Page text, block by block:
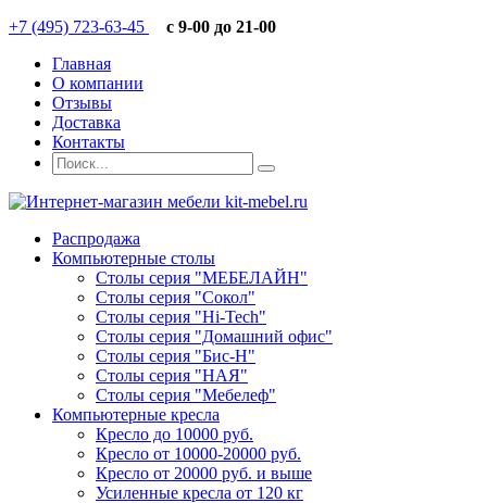
+7 (495) 723-63-45
c 9-00 до 21-00
Главная
О компании
Отзывы
Доставка
Контакты
Распродажа
Компьютерные столы
Столы серия "МЕБЕЛАЙН"
Столы серия "Сокол"
Столы серия "Hi-Tech"
Столы серия "Домашний офис"
Столы серия "Бис-Н"
Столы серия "НАЯ"
Столы серия "Мебелеф"
Компьютерные кресла
Кресло до 10000 руб.
Кресло от 10000-20000 руб.
Кресло от 20000 руб. и выше
Усиленные кресла от 120 кг